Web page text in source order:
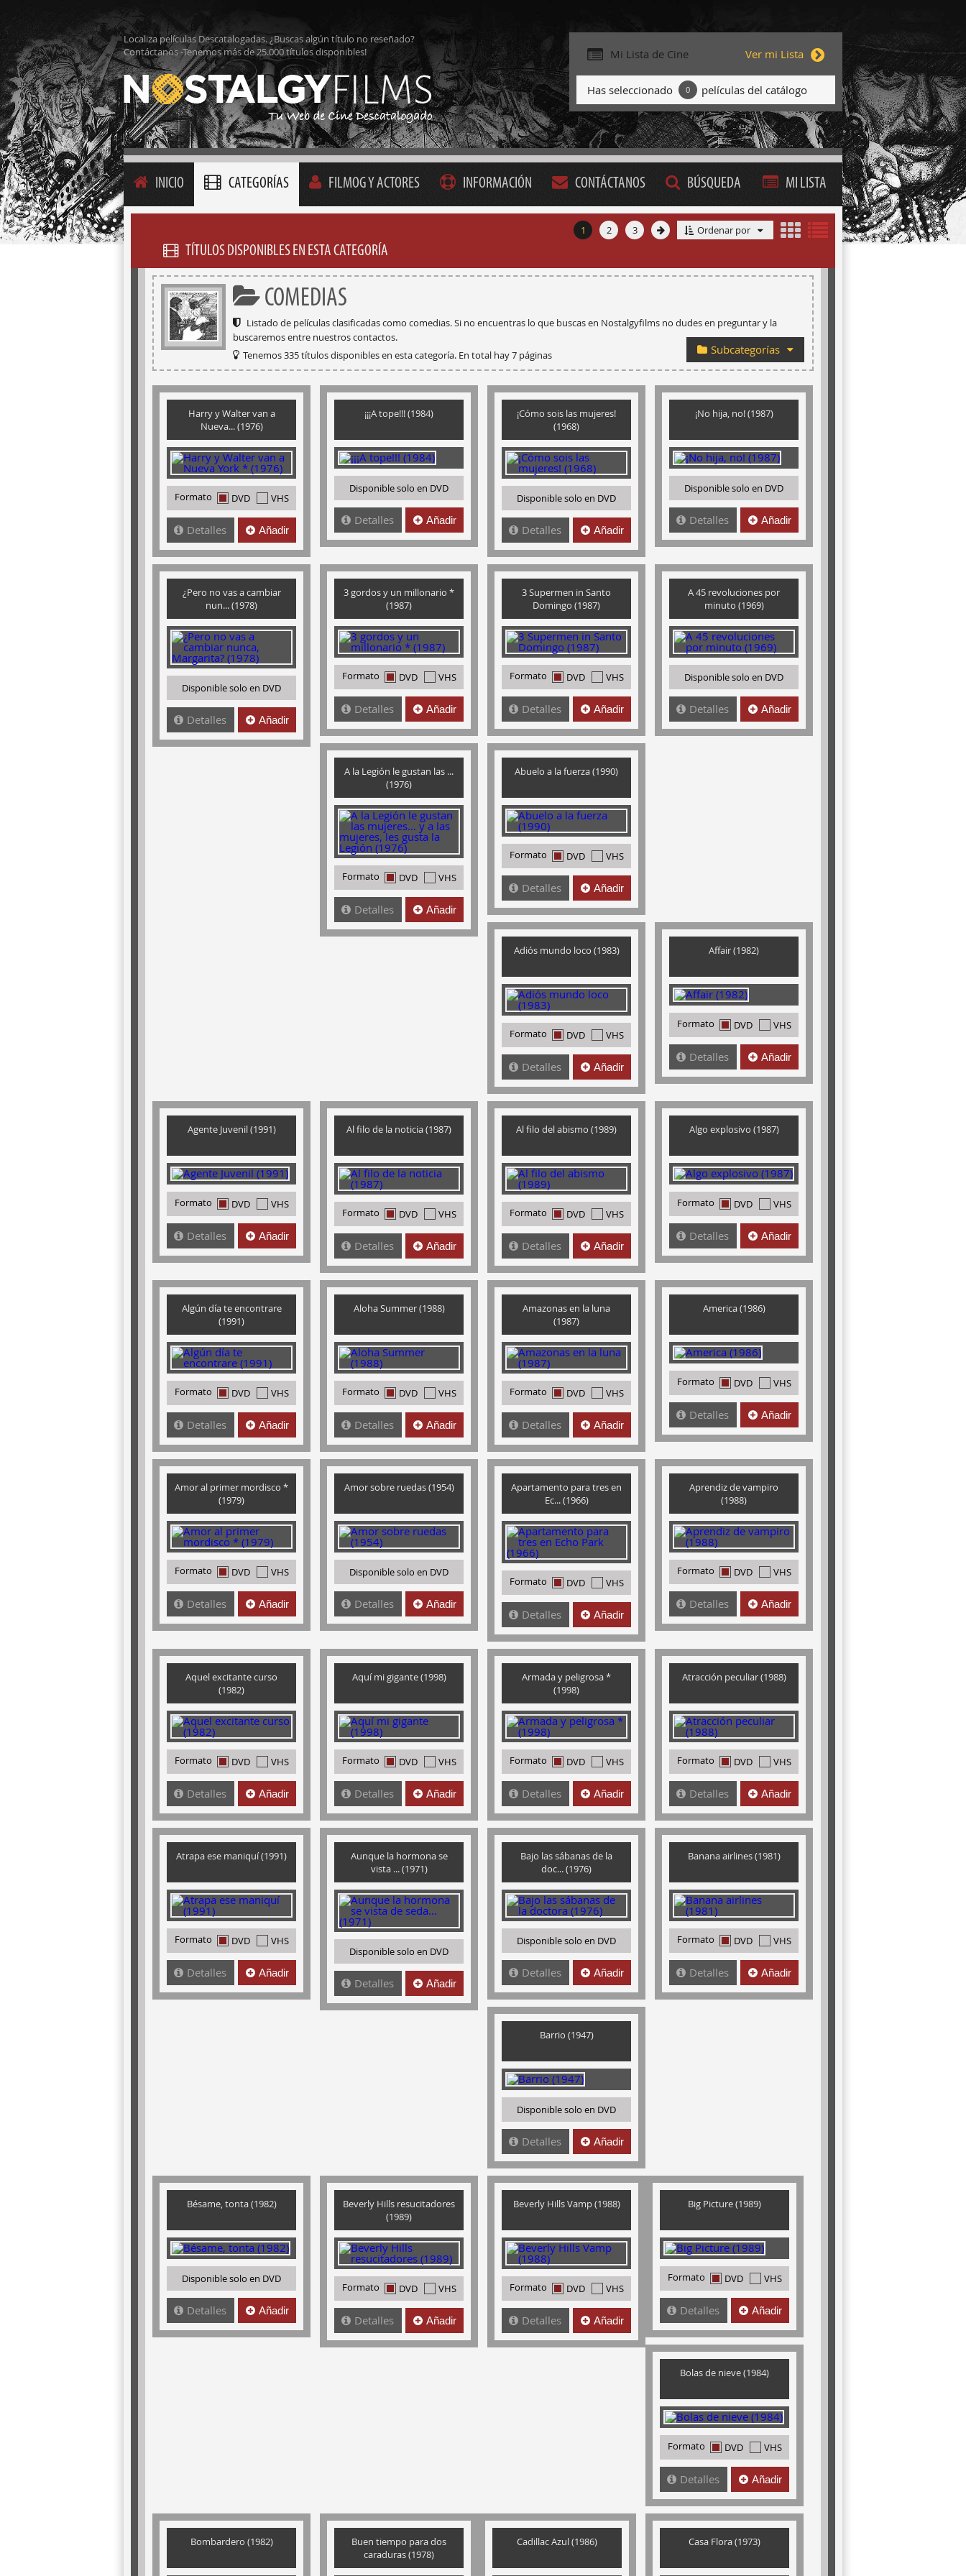
Localiza películas Descatalogadas. ¿Buscas algún título no reseñado?
Contáctanos -Tenemos más de 25.000 títulos disponibles!
Mi Lista de Cine Ver mi Lista
Has seleccionado 0 películas del catálogo
INICIO CATEGORÍAS FILMOG Y ACTORES INFORMACIÓN CONTÁCTANOS BÚSQUEDA MI LISTA
1 2 3 Ordenar por
TÍTULOS DISPONIBLES EN ESTA CATEGORÍA
COMEDIAS
Listado de películas clasificadas como comedias. Si no encuentras lo que buscas en Nostalgyfilms no dudes en preguntar y la
buscaremos entre nuestros contactos.
Tenemos 335 títulos disponibles en esta categoría. En total hay 7 páginas
Subcategorías
Harry y Walter van a
Nueva... (1976)
Formato DVD VHS
Detalles Añadir
¡¡¡A tope!!! (1984)
Disponible solo en DVD
Detalles Añadir
¡Cómo sois las mujeres!
(1968)
Disponible solo en DVD
Detalles Añadir
¡No hija, no! (1987)
Disponible solo en DVD
Detalles Añadir
¿Pero no vas a cambiar
nun... (1978)
Disponible solo en DVD
Detalles Añadir
3 gordos y un millonario *
(1987)
Formato DVD VHS
Detalles Añadir
3 Supermen in Santo
Domingo (1987)
Formato DVD VHS
Detalles Añadir
A 45 revoluciones por
minuto (1969)
Disponible solo en DVD
Detalles Añadir
A la Legión le gustan las ...
(1976)
Formato DVD VHS
Detalles Añadir
Abuelo a la fuerza (1990)
Formato DVD VHS
Detalles Añadir
Adiós mundo loco (1983)
Formato DVD VHS
Detalles Añadir
Affair (1982)
Formato DVD VHS
Detalles Añadir
Agente Juvenil (1991)
Formato DVD VHS
Detalles Añadir
Al filo de la noticia (1987)
Formato DVD VHS
Detalles Añadir
Al filo del abismo (1989)
Formato DVD VHS
Detalles Añadir
Algo explosivo (1987)
Formato DVD VHS
Detalles Añadir
Algún día te encontrare
(1991)
Formato DVD VHS
Detalles Añadir
Aloha Summer (1988)
Formato DVD VHS
Detalles Añadir
Amazonas en la luna
(1987)
Formato DVD VHS
Detalles Añadir
America (1986)
Formato DVD VHS
Detalles Añadir
Amor al primer mordisco *
(1979)
Formato DVD VHS
Detalles Añadir
Amor sobre ruedas (1954)
Disponible solo en DVD
Detalles Añadir
Apartamento para tres en
Ec... (1966)
Formato DVD VHS
Detalles Añadir
Aprendiz de vampiro
(1988)
Formato DVD VHS
Detalles Añadir
Aquel excitante curso
(1982)
Formato DVD VHS
Detalles Añadir
Aquí mi gigante (1998)
Formato DVD VHS
Detalles Añadir
Armada y peligrosa *
(1998)
Formato DVD VHS
Detalles Añadir
Atracción peculiar (1988)
Formato DVD VHS
Detalles Añadir
Atrapa ese maniquí (1991)
Formato DVD VHS
Detalles Añadir
Aunque la hormona se
vista ... (1971)
Disponible solo en DVD
Detalles Añadir
Bajo las sábanas de la
doc... (1976)
Disponible solo en DVD
Detalles Añadir
Banana airlines (1981)
Formato DVD VHS
Detalles Añadir
Barrio (1947)
Disponible solo en DVD
Detalles Añadir
Bésame, tonta (1982)
Disponible solo en DVD
Detalles Añadir
Beverly Hills resucitadores
(1989)
Formato DVD VHS
Detalles Añadir
Beverly Hills Vamp (1988)
Formato DVD VHS
Detalles Añadir
Big Picture (1989)
Formato DVD VHS
Detalles Añadir
Bolas de nieve (1984)
Formato DVD VHS
Detalles Añadir
Bombardero (1982)
Buen tiempo para dos
caraduras (1978)
Cadillac Azul (1986) Casa Flora (1973)